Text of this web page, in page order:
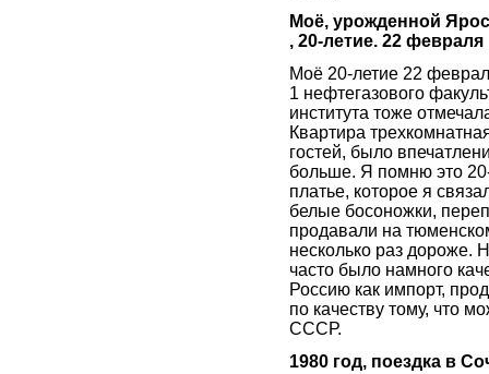
Моё, урожденной
, 20-летие. 22 февраля
Моё 20-летие 22
1 нефтегазового
института тоже
Квартира
гостей, было
больше. Я помню это
платье, которое я
белые босоножки,
продавали на
несколько раз дороже.
часто было намного
Россию как импорт,
по качеству тому, что
СССР.
1980 год, поездка в